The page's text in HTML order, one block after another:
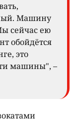
Машину
сейчас ею
обойдётся
это
машины", –